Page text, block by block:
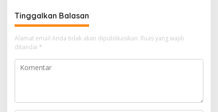
g
a
s
i
p
Tinggalkan Balasan
Alamat email Anda tidak akan dipublikasikan. Ruas yang wajib
ditandai *